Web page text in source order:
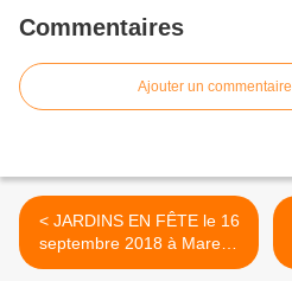
Commentaires
Ajouter un commentaire
< JARDINS EN FÊTE le 16
septembre 2018 à Mareau
aux Prés : Téléchargez le